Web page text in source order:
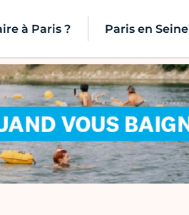
à Paris ? Paris en Seine